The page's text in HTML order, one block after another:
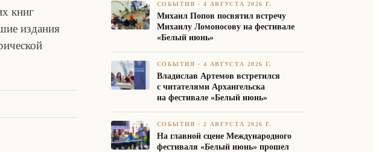
книг
издания
СОБЫТИЯ ·4 АВГУСТА 2026 Г.
Михаил Попов посвятил встречу
Михаилу Ломоносову на фестивале
«Белый июнь»
СОБЫТИЯ ·4 АВГУСТА 2026 Г.
Владислав Артемов встретился
с читателями Архангельска
на фестивале «Белый июнь»
СОБЫТИЯ ·2 АВГУСТА 2026 Г.
На главной сцене Международного
фестиваля «Белый июнь» прошел